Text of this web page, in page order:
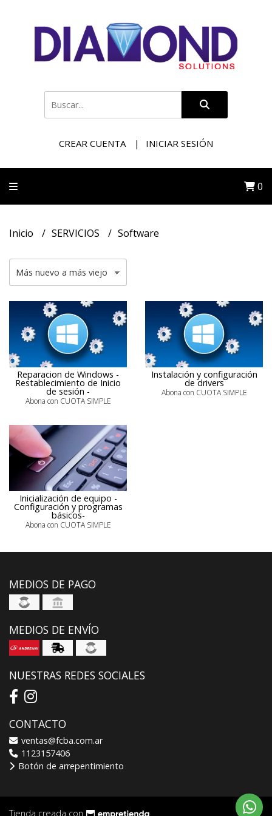
CREAR CUENTA INICIAR SESIÓN
0
Inicio SERVICIOS Software
Reparacion de Windows -
Restablecimiento de Inicio
de sesión -
Abona con CUOTA SIMPLE
Instalación y configuración
de drivers
Abona con CUOTA SIMPLE
Inicialización de equipo -
Configuración y programas
básicos-
Abona con CUOTA SIMPLE
MEDIOS DE PAGO
MEDIOS DE ENVÍO
NUESTRAS REDES SOCIALES
CONTACTO
ventas@fcba.com.ar
1123157406
Botón de arrepentimiento
Tienda creada con